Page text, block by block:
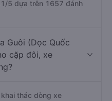
5 dựa trên 1657 đánh
Guôi (Dọc Quốc
cặp đôi, xe
thác dòng xe